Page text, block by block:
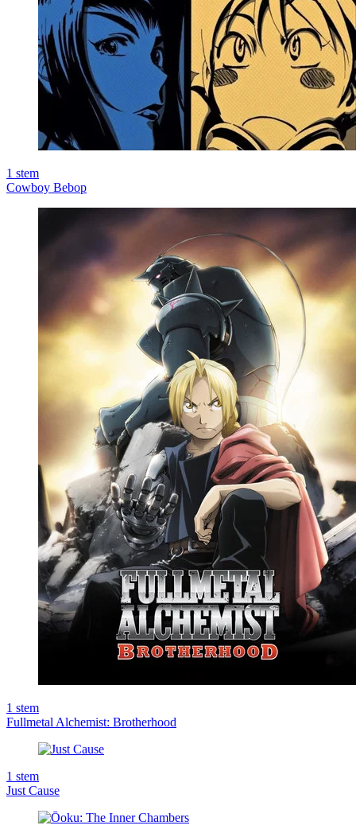
1 stem
Cowboy Bebop
1 stem
Fullmetal Alchemist: Brotherhood
1 stem
Just Cause